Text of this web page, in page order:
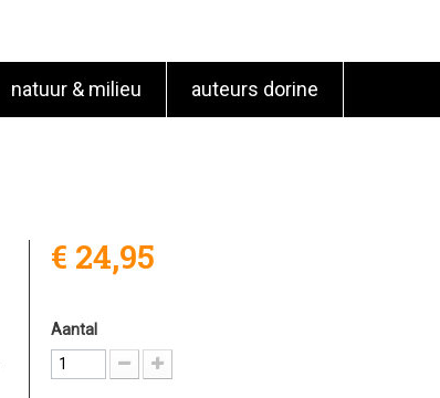
natuur & milieu auteurs dorine
€ 24,95
Aantal